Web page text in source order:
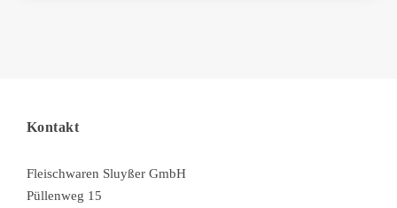
Kontakt
Fleischwaren Sluyßer GmbH
Püllenweg 15